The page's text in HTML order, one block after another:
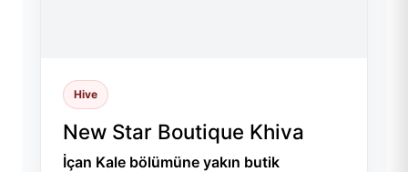
Hive
New Star Boutique Khiva
İçan Kale bölümüne yakın butik